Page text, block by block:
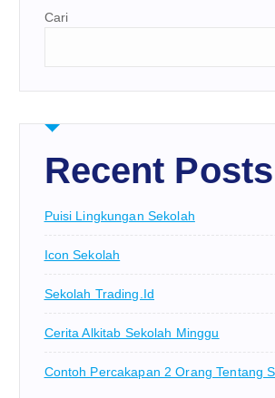
Cari
Recent Posts
Puisi Lingkungan Sekolah
Icon Sekolah
Sekolah Trading.id
Cerita Alkitab Sekolah Minggu
Contoh Percakapan 2 Orang Tentang